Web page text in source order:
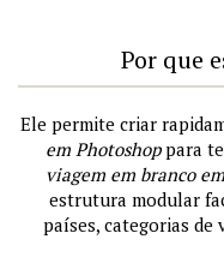
Por que
Ele permite criar
em Photoshoppara
viagem em branco
estrutura modular
países, categorias